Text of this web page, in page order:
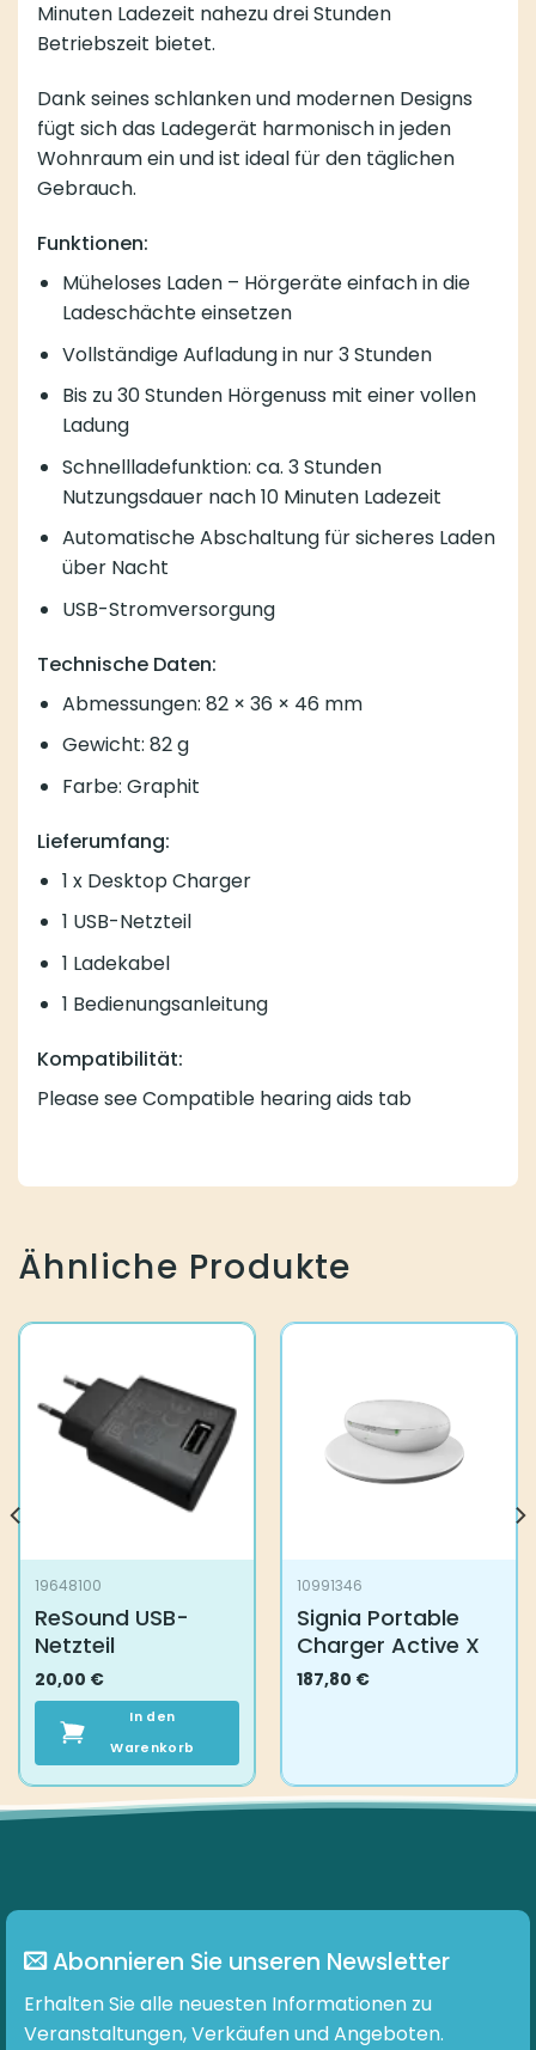
Minuten Ladezeit nahezu drei Stunden
Betriebszeit bietet.
Dank seines schlanken und modernen Designs
fügt sich das Ladegerät harmonisch in jeden
Wohnraum ein und ist ideal für den täglichen
Gebrauch.
Funktionen:
Müheloses Laden – Hörgeräte einfach in die
Ladeschächte einsetzen
Vollständige Aufladung in nur 3 Stunden
Bis zu 30 Stunden Hörgenuss mit einer vollen
Ladung
Schnellladefunktion: ca. 3 Stunden
Nutzungsdauer nach 10 Minuten Ladezeit
Automatische Abschaltung für sicheres Laden
über Nacht
USB-Stromversorgung
Technische Daten:
Abmessungen: 82 × 36 × 46 mm
Gewicht: 82 g
Farbe: Graphit
Lieferumfang:
1 x Desktop Charger
1 USB-Netzteil
1 Ladekabel
1 Bedienungsanleitung
Kompatibilität:
Please see Compatible hearing aids tab
Ähnliche Produkte
19648100
ReSound USB-
Netzteil
20,00 €
In den
Warenkorb
10991346
Signia Portable
Charger Active X
187,80 €
Abonnieren Sie unseren Newsletter
Erhalten Sie alle neuesten Informationen zu
Veranstaltungen, Verkäufen und Angeboten.